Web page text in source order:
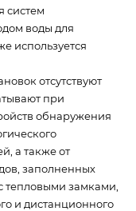
систем
воды для
используется
отсутствуют
при
обнаружения
а также от
заполненных
тепловыми замками,
и дистанционного